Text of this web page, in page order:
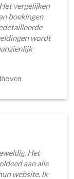
vergelijken
boekingen
wordt
Het
aan alle
website. Ik